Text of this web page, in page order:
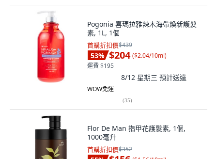
Pogonia 喜瑪拉雅辣木海帶煥新護髮
素, 1L, 1個
首購折扣價$439
53% $204 ($2.04/10ml)
運費 $195
8/12 星期三 預計送達
WOW免運
(35)
Flor De Man 指甲花護髮素, 1個,
1000毫升
首購折扣價$352